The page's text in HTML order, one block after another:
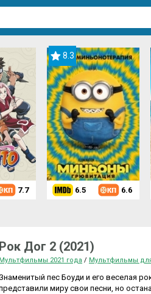
7.7
8.3
6.5 6.6
Рок Дог 2 (2021)
Мультфильмы 2021 года / Мультфильмы
Знаменитый пес Боуди и его веселая
миру свои песни, но